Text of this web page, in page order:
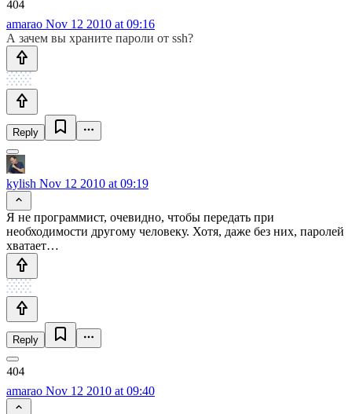
amarao Nov 12 2010 at 09:16
А зачем вы храните пароли от ssh?
Reply
kylish Nov 12 2010 at 09:19
Я не программист, очевидно, чтобы передать при
необходимости другому человеку. Хотя, даже без них, паролей
хватает…
Reply
amarao Nov 12 2010 at 09:40